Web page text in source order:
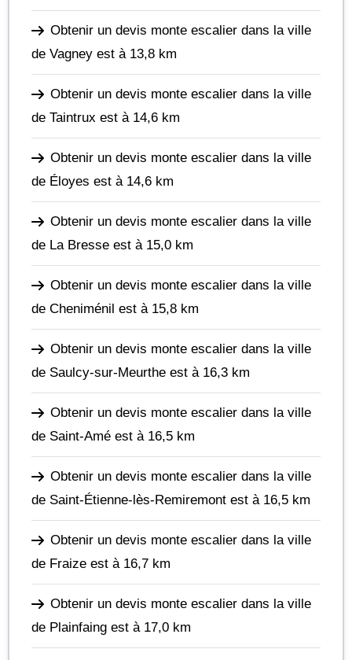
Obtenir un devis monte escalier dans la ville
de Vagney est à 13,8 km
Obtenir un devis monte escalier dans la ville
de Taintrux est à 14,6 km
Obtenir un devis monte escalier dans la ville
de Éloyes est à 14,6 km
Obtenir un devis monte escalier dans la ville
de La Bresse est à 15,0 km
Obtenir un devis monte escalier dans la ville
de Cheniménil est à 15,8 km
Obtenir un devis monte escalier dans la ville
de Saulcy-sur-Meurthe est à 16,3 km
Obtenir un devis monte escalier dans la ville
de Saint-Amé est à 16,5 km
Obtenir un devis monte escalier dans la ville
de Saint-Étienne-lès-Remiremont est à 16,5 km
Obtenir un devis monte escalier dans la ville
de Fraize est à 16,7 km
Obtenir un devis monte escalier dans la ville
de Plainfaing est à 17,0 km